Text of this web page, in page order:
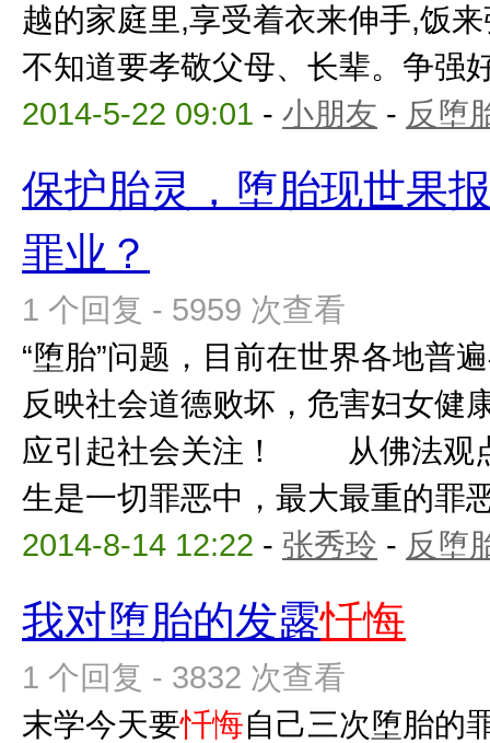
越的家庭里,享受着衣来伸手,饭
不知道要孝敬父母、长辈。争强
2014-5-22 09:01 - 小朋友 - 反堕
保护胎灵，堕胎现世果
罪业？
1 个回复 - 5959 次查看
“堕胎”问题，目前在世界各地普
反映社会道德败坏，危害妇女健
应引起社会关注！ 从佛法观点
生是一切罪恶中，最大最重的罪
2014-8-14 12:22 - 张秀玲 - 反堕
我对堕胎的发露忏悔
1 个回复 - 3832 次查看
末学今天要忏悔自己三次堕胎的